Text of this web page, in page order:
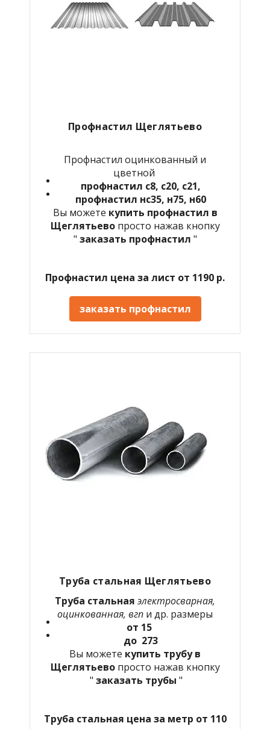
Профнастил Щеглятьево
Профнастил оцинкованный и
цветной
профнастил с8, с20, с21,
профнастил нс35, н75, н60
Вы можете купить профнастил в
Щеглятьево просто нажав кнопку
" заказать профнастил "
Профнастил цена за лист от 1190 р.
заказать профнастил
Труба стальная Щеглятьево
Труба стальная электросварная,
оцинкованная, вгп и др. размеры
от 15
до 273
Вы можете купить трубу в
Щеглятьево просто нажав кнопку
" заказать трубы "
Труба стальная цена за метр от 110